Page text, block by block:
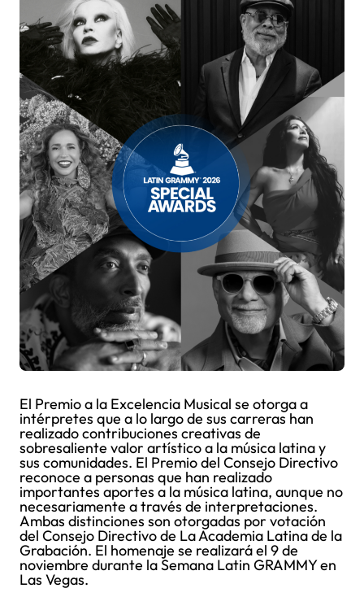
El Premio a la Excelencia Musical se otorga a
intérpretes que a lo largo de sus carreras han
realizado contribuciones creativas de
sobresaliente valor artístico a la música latina y
sus comunidades. El Premio del Consejo Directivo
reconoce a personas que han realizado
importantes aportes a la música latina, aunque no
necesariamente a través de interpretaciones.
Ambas distinciones son otorgadas por votación
del Consejo Directivo de La Academia Latina de la
Grabación. El homenaje se realizará el 9 de
noviembre durante la Semana Latin GRAMMY en
Las Vegas.